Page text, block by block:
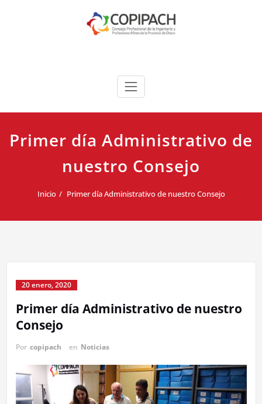
Primer día Administrativo de
nuestro Consejo
Inicio Primer día Administrativo de nuestro Consejo
20 enero, 2020
Primer día Administrativo de nuestro
Consejo
Por copipach en Noticias